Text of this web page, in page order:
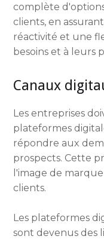
complète
clients, en
réactivité et une
besoins et à leurs
Canaux
Les entreprises
plateformes
répondre aux
prospects. Cette
l'image de
clients.
Les plateformes
sont devenus des